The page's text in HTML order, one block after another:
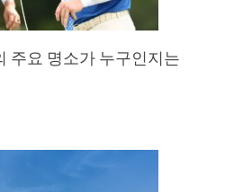
주요 명소가 누구인지는